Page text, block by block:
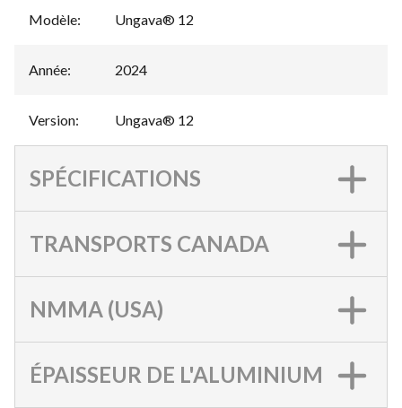
Modèle: Ungava® 12
Année: 2024
Version: Ungava® 12
SPÉCIFICATIONS
TRANSPORTS CANADA
NMMA (USA)
ÉPAISSEUR DE L'ALUMINIUM